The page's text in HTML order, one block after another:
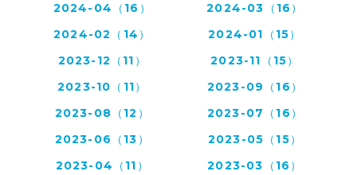
2024-04（16）
2024-03（16）
2024-02（14）
2024-01（15）
2023-12（11）
2023-11（15）
2023-10（11）
2023-09（16）
2023-08（12）
2023-07（16）
2023-06（13）
2023-05（15）
2023-04（11）
2023-03（16）